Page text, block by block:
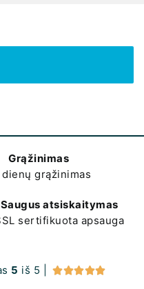
Grąžinimas
dienų grąžinimas
Saugus atsiskaitymas
sertifikuota apsauga
5 iš 5 | 